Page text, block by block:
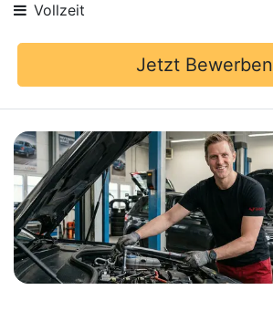
Vollzeit
Jetzt Bewerben